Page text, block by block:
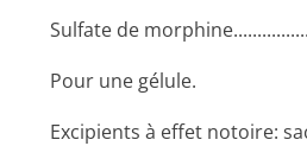
Sulfate de
Pour une gélule.
Excipients à effet notoire: